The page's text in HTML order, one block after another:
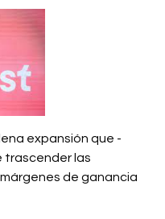
expansión que -
trascender las
de ganancia